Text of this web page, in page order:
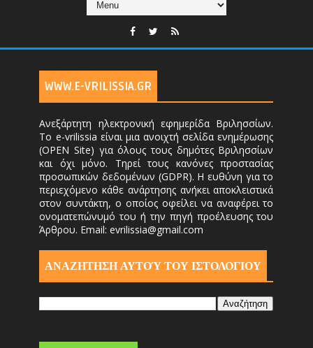
WWW.E-VRILISSIA.GR
Ανεξάρτητη ηλεκτρονική εφημερίδα Βριλησσίων.
Το e-vrilissia είναι μια ανοιχτή σελίδα ενημέρωσης
(OPEN Site) για όλους τους δημότες Βριλησσίων
και όχι μόνο. Τηρεί τους κανόνες προστασίας
προσωπικών δεδομένων (GDPR). Η ευθύνη για το
περιεχόμενο κάθε ανάρτησης ανήκει αποκλειστικά
στον συντάκτη, ο οποίος οφείλει να αναφέρει το
ονοματεπώνυμό του ή την πηγή προέλευσης του
Άρθρου. Email: evrilissia@gmail.com
ΑΝΑΖΗΤΗΣΗ ΑΥΤΟΎ ΤΟΥ ΙΣΤΟΛΟΓΙΟΥ